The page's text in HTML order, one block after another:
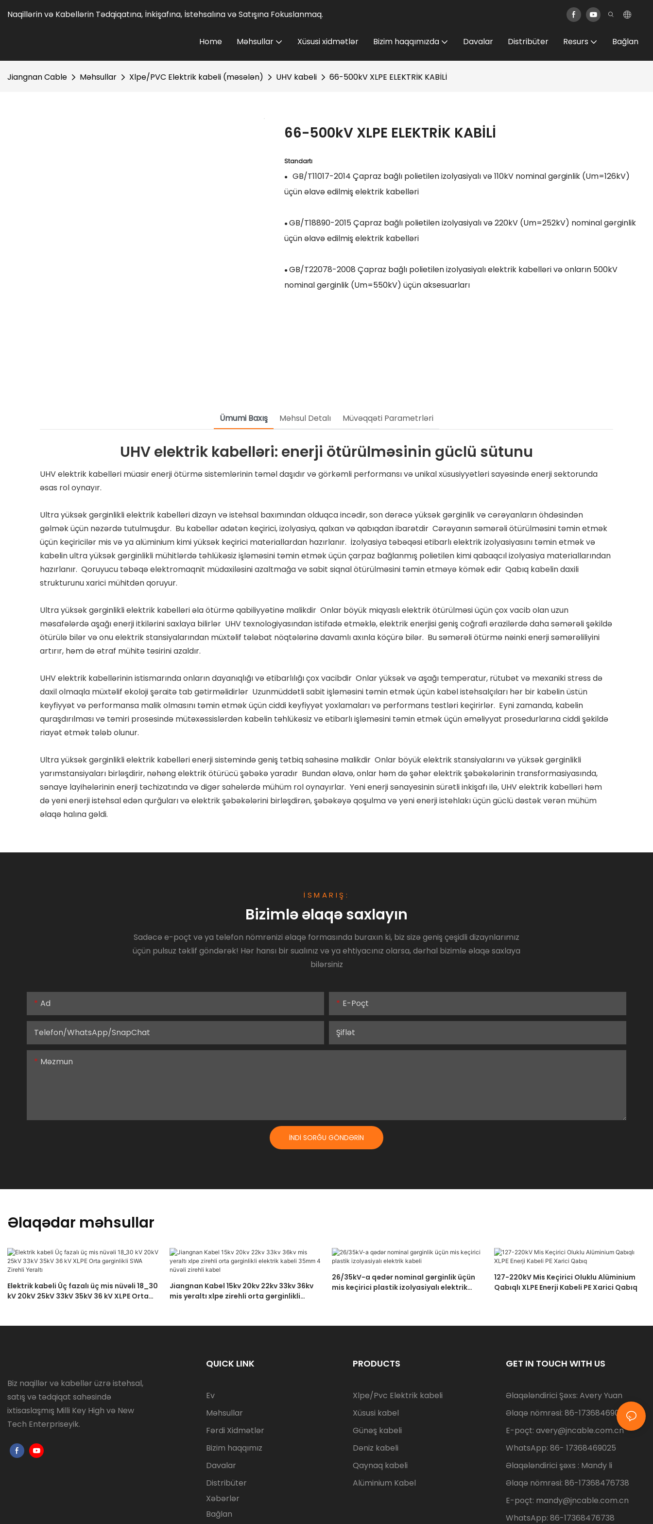
Naqillərin və Kabellərin Tədqiqatına, İnkişafına, İstehsalına və Satışına Fokuslanmaq.
Home Məhsullar Xüsusi xidmətlər Bizim haqqımızda Davalar Distribüter Resurs Bağlan
Jiangnan Cable Məhsullar Xlpe/PVC Elektrik kabeli (məsələn) UHV kabeli 66-500kV XLPE ELEKTRİK KABİLİ
66-500kV XLPE ELEKTRİK KABİLİ
Standartı
● GB/T11017-2014 Çapraz bağlı polietilen izolyasiyalı və 110kV nominal gərginlik (Um=126kV)
üçün əlavə edilmiş elektrik kabelləri
●GB/T18890-2015 Çapraz bağlı polietilen izolyasiyalı və 220kV (Um=252kV) nominal gərginlik
üçün əlavə edilmiş elektrik kabelləri
●GB/T22078-2008 Çapraz bağlı polietilen izolyasiyalı elektrik kabelləri və onların 500kV
nominal gərginlik (Um=550kV) üçün aksesuarları
Ümumi Baxış Məhsul Detalı Müvəqqəti Parametrləri
UHV elektrik kabelləri: enerji ötürülməsinin güclü sütunu
UHV elektrik kabelləri müasir enerji ötürmə sistemlərinin təməl daşıdır və görkəmli performansı və unikal xüsusiyyətləri sayəsində enerji sektorunda
əsas rol oynayır.
Ultra yüksək gərginlikli elektrik kabelləri dizayn və istehsal baxımından olduqca incədir, son dərəcə yüksək gərginlik və cərəyanların öhdəsindən
gəlmək üçün nəzərdə tutulmuşdur. Bu kabellər adətən keçirici, izolyasiya, qalxan və qabıqdan ibarətdir Cərəyanın səmərəli ötürülməsini təmin etmək
üçün keçiricilər mis və ya alüminium kimi yüksək keçirici materiallardan hazırlanır. İzolyasiya təbəqəsi etibarlı elektrik izolyasiyasını təmin etmək və
kabelin ultra yüksək gərginlikli mühitlərdə təhlükəsiz işləməsini təmin etmək üçün çarpaz bağlanmış polietilen kimi qabaqcıl izolyasiya materiallarından
hazırlanır. Qoruyucu təbəqə elektromaqnit müdaxiləsini azaltmağa və sabit siqnal ötürülməsini təmin etməyə kömək edir Qabıq kabelin daxili
strukturunu xarici mühitdən qoruyur.
Ultra yüksək gərginlikli elektrik kabelləri əla ötürmə qabiliyyətinə malikdir Onlar böyük miqyaslı elektrik ötürülməsi üçün çox vacib olan uzun
məsafələrdə aşağı enerji itkilərini saxlaya bilirlər UHV texnologiyasından istifadə etməklə, elektrik enerjisi geniş coğrafi ərazilərdə daha səmərəli şəkildə
ötürülə bilər və onu elektrik stansiyalarından müxtəlif tələbat nöqtələrinə davamlı axınla köçürə bilər. Bu səmərəli ötürmə nəinki enerji səmərəliliyini
artırır, həm də ətraf mühitə təsirini azaldır.
UHV elektrik kabellərinin istismarında onların dayanıqlığı və etibarlılığı çox vacibdir Onlar yüksək və aşağı temperatur, rütubət və mexaniki stress də
daxil olmaqla müxtəlif ekoloji şəraitə tab gətirməlidirlər Uzunmüddətli sabit işləməsini təmin etmək üçün kabel istehsalçıları hər bir kabelin üstün
keyfiyyət və performansa malik olmasını təmin etmək üçün ciddi keyfiyyət yoxlamaları və performans testləri keçirirlər. Eyni zamanda, kabelin
quraşdırılması və təmiri prosesində mütəxəssislərdən kabelin təhlükəsiz və etibarlı işləməsini təmin etmək üçün əməliyyat prosedurlarına ciddi şəkildə
riayət etmək tələb olunur.
Ultra yüksək gərginlikli elektrik kabelləri enerji sistemində geniş tətbiq sahəsinə malikdir Onlar böyük elektrik stansiyalarını və yüksək gərginlikli
yarımstansiyaları birləşdirir, nəhəng elektrik ötürücü şəbəkə yaradır Bundan əlavə, onlar həm də şəhər elektrik şəbəkələrinin transformasiyasında,
sənaye layihələrinin enerji təchizatında və digər sahələrdə mühüm rol oynayırlar. Yeni enerji sənayesinin sürətli inkişafı ilə, UHV elektrik kabelləri həm
də yeni enerji istehsal edən qurğuları və elektrik şəbəkələrini birləşdirən, şəbəkəyə qoşulma və yeni enerji istehlakı üçün güclü dəstək verən mühüm
əlaqə halına gəldi.
İSMARIŞ:
Bizimlə əlaqə saxlayın
Sadəcə e-poçt və ya telefon nömrənizi əlaqə formasında buraxın ki, biz sizə geniş çeşidli dizaynlarımız
üçün pulsuz təklif göndərək! Hər hansı bir sualınız və ya ehtiyacınız olarsa, dərhal bizimlə əlaqə saxlaya
bilərsiniz
Ad E-Poçt
Telefon/WhatsApp/SnapChat Şiflət
Məzmun
İNDI SORĞU GÖNDƏRIN
Əlaqədar məhsullar
Elektrik kabeli Üç fazalı üç mis nüvəli 18_30
kV 20kV 25kV 33kV 35kV 36 kV XLPE Orta
Jiangnan Kabel 15kv 20kv 22kv 33kv 36kv
mis yeraltı xlpe zirehli orta gərginlikli
26/35kV-a qədər nominal gərginlik üçün
mis keçirici plastik izolyasiyalı elektrik
127-220kV Mis Keçirici Oluklu Alüminium
Qabıqlı XLPE Enerji Kabeli PE Xarici Qabıq
Biz naqillər və kabellər üzrə istehsal,
satış və tədqiqat sahəsində
ixtisaslaşmış Milli Key High və New
Tech Enterpriseyik.
QUICK LINK
Ev
Məhsullar
Fərdi Xidmətlər
Bizim haqqımız
Davalar
Distribüter
Xəbərlər
Bağlan
PRODUCTS
Xlpe/Pvc Elektrik kabeli
Xüsusi kabel
Günəş kabeli
Dəniz kabeli
Qaynaq kabeli
Alüminium Kabel
GET IN TOUCH WITH US
Əlaqələndirici Şəxs: Avery Yuan
Əlaqə nömrəsi: 86-17368469025
E-poçt: avery@jncable.com.cn
WhatsApp: 86- 17368469025
Əlaqələndirici şəxs : Mandy li
Əlaqə nömrəsi: 86-17368476738
E-poçt: mandy@jncable.com.cn
WhatsApp: 86-17368476738